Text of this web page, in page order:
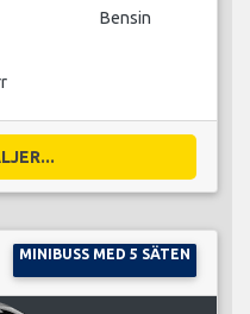
Bensin
MINIBUSS MED 5 SÄTEN